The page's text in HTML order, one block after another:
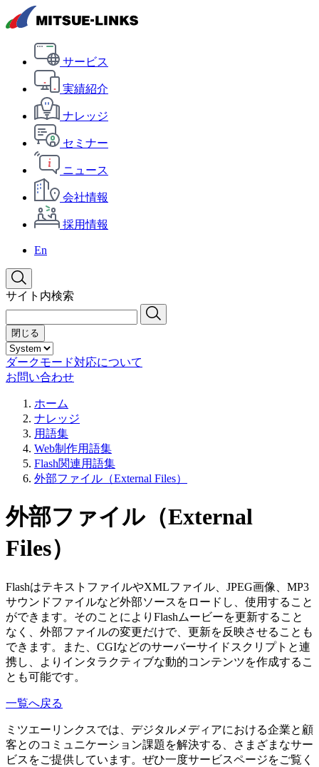
サービス
実績紹介
ナレッジ
セミナー
ニュース
会社情報
採用情報
En
サイト内検索
閉じる
ダークモード対応について
お問い合わせ
ホーム
ナレッジ
用語集
Web制作用語集
Flash関連用語集
外部ファイル（External Files）
外部ファイル（External
Files）
FlashはテキストファイルやXMLファイル、JPEG画像、MP3
サウンドファイルなど外部ソースをロードし、使用すること
ができます。そのことによりFlashムービーを更新すること
なく、外部ファイルの変更だけで、更新を反映させることも
できます。また、CGIなどのサーバーサイドスクリプトと連
携し、よりインタラクティブな動的コンテンツを作成するこ
とも可能です。
一覧へ戻る
ミツエーリンクスでは、デジタルメディアにおける企業と顧
客とのコミュニケーション課題を解決する、さまざまなサー
ビスをご提供しています。ぜひ一度サービスページをご覧く